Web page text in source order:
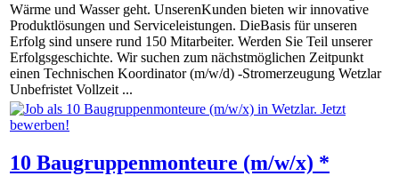
Wärme und Wasser geht. UnserenKunden bieten wir innovative
Produktlösungen und Serviceleistungen. DieBasis für unseren
Erfolg sind unsere rund 150 Mitarbeiter. Werden Sie Teil unserer
Erfolgsgeschichte. Wir suchen zum nächstmöglichen Zeitpunkt
einen Technischen Koordinator (m/w/d) -Stromerzeugung Wetzlar
Unbefristet Vollzeit ...
10 Baugruppenmonteure (m/w/x) *